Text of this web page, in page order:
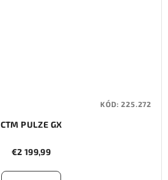
CTM PULZE GX
€2 199,99
KÓD:225.272